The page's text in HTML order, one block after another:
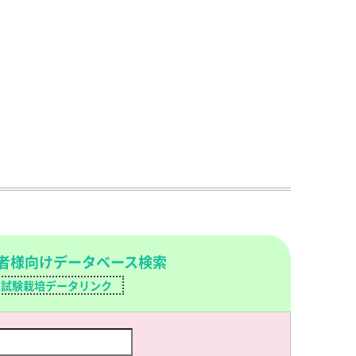
様向けデータベース検索
験栽培データリンク